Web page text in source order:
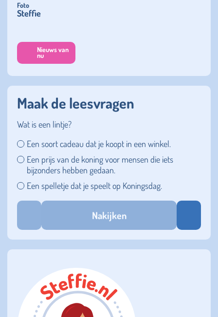
Foto
Steffie
Nieuws van
nu
Maak de leesvragen
Wat is een lintje?
Een soort cadeau dat je koopt in een winkel.
Een prijs van de koning voor mensen die iets
bijzonders hebben gedaan.
Een spelletje dat je speelt op Koningsdag.
Nakijken